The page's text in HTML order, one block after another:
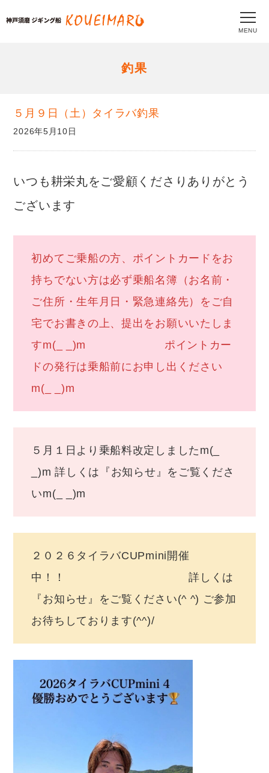
MENU
釣果
５月９日（土）タイラバ釣果
2026年5月10日
いつも耕栄丸をご愛顧くださりありがとう
ございます
初めてご乗船の方、ポイントカードをお
持ちでない方は必ず乗船名簿（お名前・
ご住所・生年月日・緊急連絡先）をご自
宅でお書きの上、提出をお願いいたしま
すm(_ _)m ポイントカー
ドの発行は乗船前にお申し出ください
m(_ _)m
５月１日より乗船料改定しましたm(_
_)m 詳しくは『お知らせ』をご覧くださ
いm(_ _)m
２０２６タイラバCUPmini開催
中！！ 詳しくは
『お知らせ』をご覧ください(^ ^) ご参加
お待ちしております(^^)/